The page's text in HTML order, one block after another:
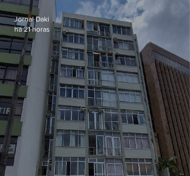
Jornal Daki
há 21 horas